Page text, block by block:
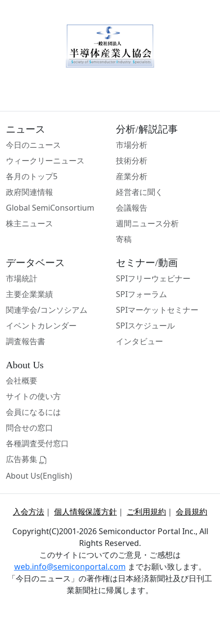
ニュース
今日のニュース
ウィークリーニュース
各月のトップ5
政府関連情報
Global SemiConsortium
株主ニュース
分析/解説記事
市場分析
技術分析
産業分析
経営者に聞く
会議報告
週間ニュース分析
寄稿
データベース
市場統計
主要企業業績
関連学会/コンソシアム
イベントカレンダー
調査報告書
セミナー/動画
SPIフリーウェビナー
SPIフォーラム
SPIマーケットセミナー
SPIスケジュール
インタビュー
About Us
会社概要
サイトの使い方
会員になるには
問合せの窓口
各種調査受付窓口
広告募集
About Us(English)
入会方法 ｜ 個人情報保護方針 ｜ ご利用規約 ｜ 会員規約
Copyright(C)2001-2026 Semiconductor Portal Inc., All
Rights Reserved.
このサイトについてのご意見・ご感想は
web.info@semiconportal.com までお願い致します。
「今日のニュース」の著作権は日本経済新聞社及び日刊工
業新聞社に帰属します。